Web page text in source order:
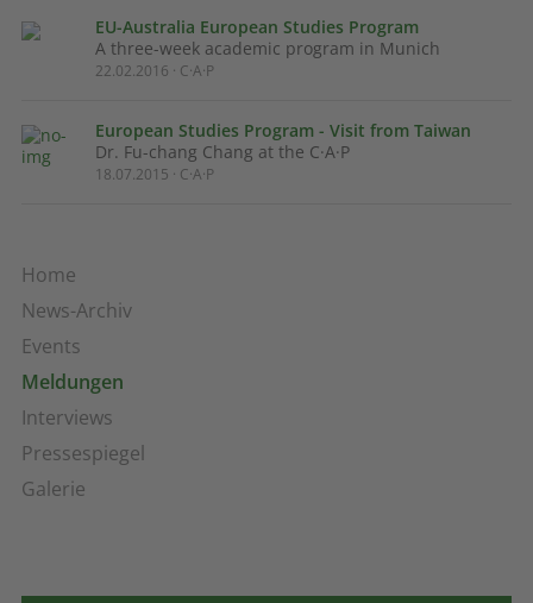
Home
News-Archiv
Events
Meldungen
Interviews
Pressespiegel
Galerie
EU-Australia European Studies Program
A three-week academic program in Munich
22.02.2016 · C·A·P
European Studies Program - Visit from Taiwan
Dr. Fu-chang Chang at the C·A·P
18.07.2015 · C·A·P